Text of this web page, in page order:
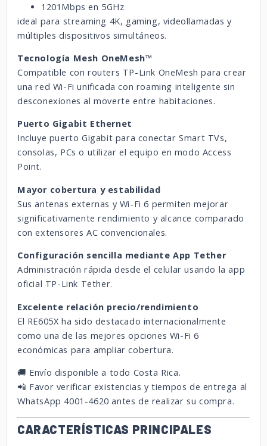
1201Mbps en 5GHz
ideal para streaming 4K, gaming, videollamadas y
múltiples dispositivos simultáneos.
Tecnología Mesh OneMesh™
Compatible con routers TP-Link OneMesh para crear
una red Wi-Fi unificada con roaming inteligente sin
desconexiones al moverte entre habitaciones.
Puerto Gigabit Ethernet
Incluye puerto Gigabit para conectar Smart TVs,
consolas, PCs o utilizar el equipo en modo Access
Point.
Mayor cobertura y estabilidad
Sus antenas externas y Wi-Fi 6 permiten mejorar
significativamente rendimiento y alcance comparado
con extensores AC convencionales.
Configuración sencilla mediante App Tether
Administración rápida desde el celular usando la app
oficial TP-Link Tether.
Excelente relación precio/rendimiento
El RE605X ha sido destacado internacionalmente
como una de las mejores opciones Wi-Fi 6
económicas para ampliar cobertura.
🚚 Envío disponible a todo Costa Rica.
📲 Favor verificar existencias y tiempos de entrega al
WhatsApp 4001-4620 antes de realizar su compra.
CARACTERÍSTICAS PRINCIPALES